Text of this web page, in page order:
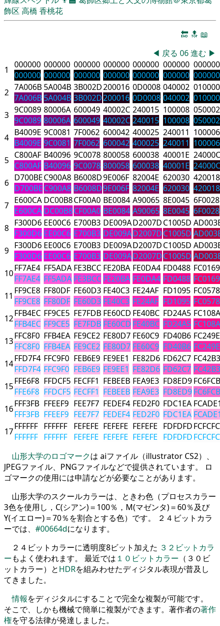
飾区 高橋 香桃花
🔚 🔝 📖
◀ 戻る 06進む ▶
1
000000
000000
000000
000000
000000
000000
000000
000000
000000
000000
000000
000000
000000
000000
2 7A006B
7A006B
5A004B
5A004B
3B002D
3B002D
200016
200016
0D0008
0D0008
040002
040002
010000
010000
3 9C0089
9C0089
80006A
80006A
600049
600049
40002C
40002C
240015
240015
100008
100008
050002
050002
4 B4009E
B4009E
9C0081
9C0081
7F0062
7F0062
600042
600042
400025
400025
240011
240011
100006
100006
5 C800AF
C800AF
B40096
B40096
9C0078
9C0078
800058
800058
600038
600038
40001E
40001E
24000C
24000C
6 D700BE
D700BE
C900A8
C900A8
B6008D
B6008D
9E006F
9E006F
82004E
82004E
620030
620030
420018
420018
7 E600CA
E600CA
DC00B8
DC00B8
CF00A0
CF00A0
BE0084
BE0084
A90065
A90065
8E0045
8E0045
6F0028
6F0028
8 F300D6
F300D6
EE00C6
EE00C6
E700B3
E700B3
DE009A
DE009A
D2007D
D2007D
C1005D
C1005D
9 F300D6
F300D6
EE00C6
EE00C6
E700B3
E700B3
DE009A
DE009A
D2007D
D2007D
C1005D
C1005D
10FF7AE4
FF7AE4
FF5ADA
FF5ADA
FE3BCC
FE3BCC
FE20BA
FE20BA
FE0DA4
FE0DA4
FD0488
FD0488
FC0169
FC0169
11 FF9CE8
FF9CE8
FF80DF
FF80DF
FE60D3
FE60D3
FE40C3
FE40C3
FE24AF
FE24AF
FD1095
FD1095
FC0578
FC0578
12FFB4EC
FFB4EC
FF9CE5
FF9CE5
FE7FDB
FE7FDB
FE60CD
FE60CD
FE40BC
FE40BC
FD24A5
FD24A5
FC108A
FC108A
13FFC8F0
FFC8F0
FFB4EA
FFB4EA
FE9CE2
FE9CE2
FE80D7
FE80D7
FE60C9
FE60C9
FD40B6
FD40B6
FC249E
FC249E
14FFD7F4
FFD7F4
FFC9F0
FFC9F0
FEB6E9
FEB6E9
FE9EE1
FE9EE1
FE82D6
FE82D6
FD62C7
FD62C7
FC42B3
FC42B3
15FFE6F8
FFE6F8
FFDCF5
FFDCF5
FECFF1
FECFF1
FEBEEB
FEBEEB
FEA9E3
FEA9E3
FD8ED9
FD8ED9
FC6FCB
FC6FCB
16FFF3FB
FFF3FB
FFEEF9
FFEEF9
FEE7F7
FEE7F7
FEDEF4
FEDEF4
FED2F0
FED2F0
FDC1EA
FDC1EA
17FFFFFF
FFFFFF
FFFFFF
FFFFFF
FEFEFE
FEFEFE
FEFEFE
FEFEFE
FEFEFE
FEFEFE
FDFDFD
FDFDFD
FCFCFC
FCFCFC
山形大学のロゴマークは aiファイル（illustrator CS2）、
JPEGファイル、PNGファイルなどで提供されています。 ロ
ゴマークの使用には申請などが必要なことがあります。
山形大学のスクールカラーは、ときわ色（プロセスカラー
3色を使用し，C(シアン)＝100％，M(マゼンタ)＝60％及び
Y(イエロー)＝70％を割合とする色）です。 ２４ビットカラ
ーでは、 #00664dになります。
２４ビットカラーに透明度8ビット加えた ３２ビットカラ
ーもよく使われます。 最近では １０ビットカラー （３０ビ
ットカラー）とHDRを組みわせたディジタル表現が普及し
てきました。
情報をディジタルにすることで完全な複製が可能です。
そこで、しかも機械で簡単に複製ができます。著作者の著作
権を守る法律が発達しました。